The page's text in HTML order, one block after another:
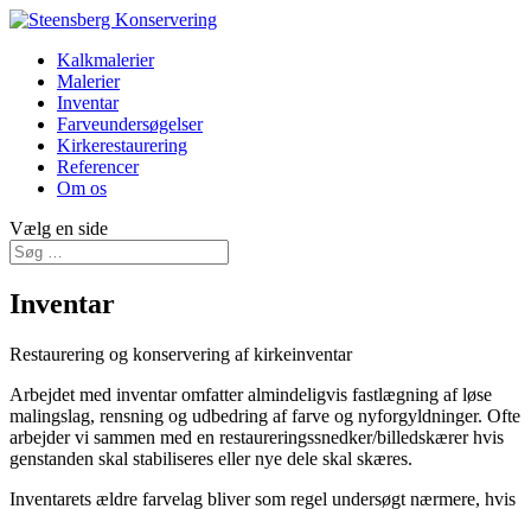
Kalkmalerier
Malerier
Inventar
Farveundersøgelser
Kirkerestaurering
Referencer
Om os
Vælg en side
Inventar
Restaurering og konservering af kirkeinventar
Arbejdet med inventar omfatter almindeligvis fastlægning af løse
malingslag, rensning og udbedring af farve og nyforgyldninger. Ofte
arbejder vi sammen med en restaureringssnedker/billedskærer hvis
genstanden skal stabiliseres eller nye dele skal skæres.
Inventarets ældre farvelag bliver som regel undersøgt nærmere, hvis